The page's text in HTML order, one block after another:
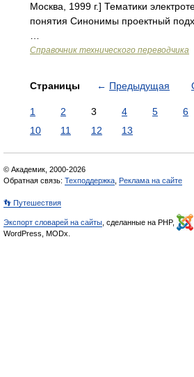
Москва, 1999 г.] Тематики
понятия Синонимы проектный
Справочник технического переводчика
Страницы ← Предыдущая
1 2 3 4 5 6
10
11 12 13
© Академик, 2000-2026
Обратная связь: Техподдержка Реклама на сайте
👣 Путешествия
Экспорт словарей на сайты , сделанные на PHP,
WordPress, MODx.